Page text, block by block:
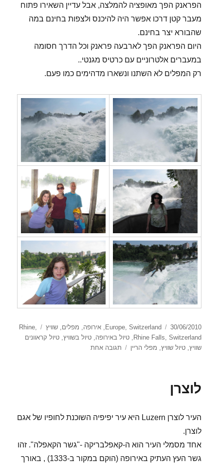
הפראנק הפך מאופציה להמלצה, אבל עדיין השאירו פתוח
מעבר קטן דרכו אפשר היה להיכנס ולצפות בחינם במה
שהבורא יצר בחינם.
היום הפראנק הפך לארבעה פראנק וכל הדרך חסומה
במעברים אלטרוניים עם כרטיס מגנטי..
רק המפלים לא השתנו ונשארו מדהימים כמו פעם.
פורסם
בתאריך
30/06/2010 קטגוריות Europe, Switzerland
,אירופה, מפלים,שוויץ תגיות
Rhine,
Rhine Falls, Switzerland
,טיול באירופה,טיול בשוויץ,טיול קראוונים
שוויץ,טיול שוויץ, מפלי הריין תגובה אחתעל
לוצרן
העיר לוצרן Luzern היא עיר יפיפיה השוכנת לחופיו של אגם
לוצרן.
אחד מסמלי העיר הוא ה-קאפלבריקה -"גשר הקאפלה". זהו
גשר העץ העתיק באירופה (הוקם במקור ב-1333) , באורך